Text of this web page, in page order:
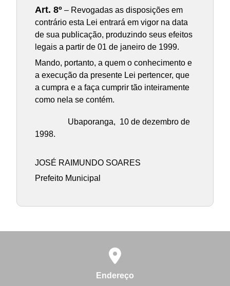
Art. 8º – Revogadas as disposições em
contrário esta Lei entrará em vigor na data
de sua publicação, produzindo seus efeitos
legais a partir de 01 de janeiro de 1999.
Mando, portanto, a quem o conhecimento e
a execução da presente Lei pertencer, que
a cumpra e a faça cumprir tão inteiramente
como nela se contém.
Ubaporanga, 10 de dezembro de
1998.
JOSÉ RAIMUNDO SOARES
Prefeito Municipal
Endereço